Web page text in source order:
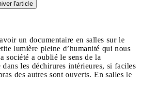
l'article
un documentaire en salles sur le
lumière pleine d’humanité qui nous
société a oublié le sens de la
les déchirures intérieures, si faciles
des autres sont ouverts. En salles le